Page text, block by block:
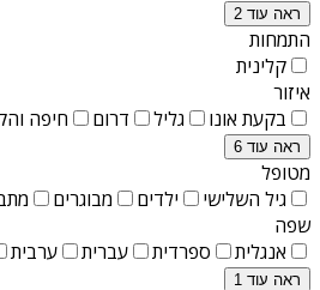
ראה עוד 2
התמחות
קלינית
איזור
בקעת אונו
גליל דרום חיפה
ראה עוד 6
מטופל
גיל השלישי
ילדים מבוגרים
שפה
אנגלית
ספרדית עברית ערבית
ראה עוד 1